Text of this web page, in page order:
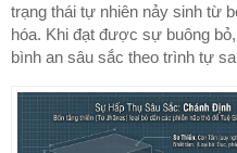
trạng thái tự nhiên nảy sinh từ
hóa. Khi đạt được sự buông
bình an sâu sắc theo trình tự